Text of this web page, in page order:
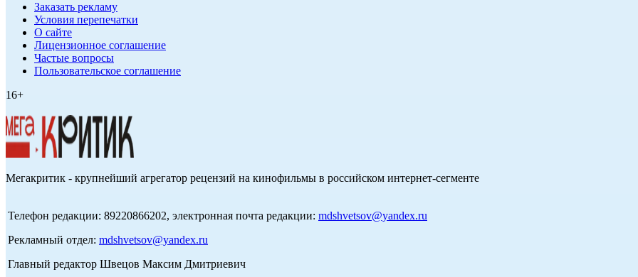
Заказать рекламу
Условия перепечатки
О сайте
Лицензионное соглашение
Частые вопросы
Пользовательское соглашение
16+
Мегакритик - крупнейший агрегатор рецензий на кинофильмы в российском интернет-сегменте
Телефон редакции: 89220866202, электронная почта редакции: mdshvetsov@yandex.ru
Рекламный отдел: mdshvetsov@yandex.ru
Главный редактор Швецов Максим Дмитриевич